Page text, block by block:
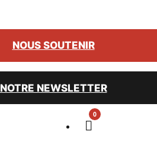
NOUS SOUTENIR
NOTRE NEWSLETTER
0